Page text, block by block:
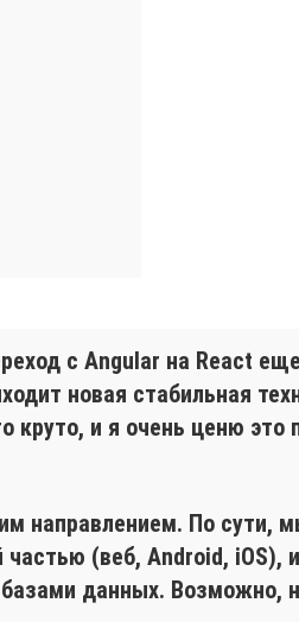
с Angular на React
новая стабильная
и я очень ценю это
направлением. По сути,
частью (веб, Android,
данных. Возможно,